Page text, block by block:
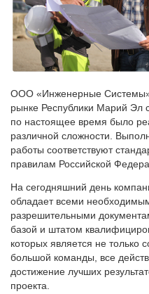
ООО «Инженерные Системы»
рынке Республики Марий Эл
по настоящее время было
различной сложности.
работы соответствуют
правилам Российской
На сегодняшний день
обладает всеми
разрешительными
базой и штатом
которых является не только
большой команды, все
достижение лучших
проекта.